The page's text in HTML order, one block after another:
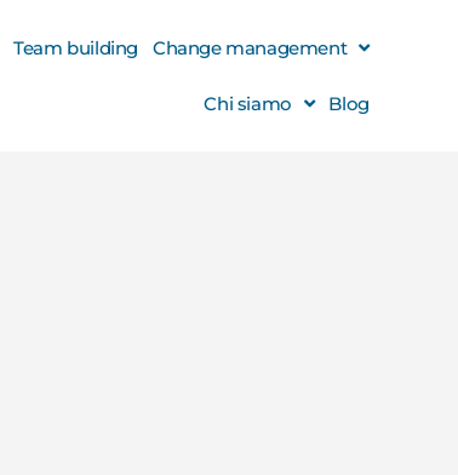
Team building Change management
Chi siamo Blog